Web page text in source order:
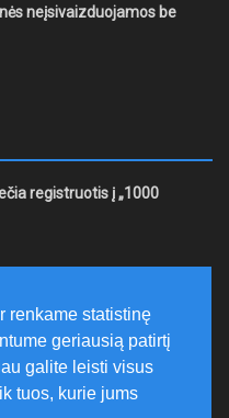
neįsivaizduojamos be
registruotis į „1000
ugdymo programas
renkame statistinę
geriausią patirtį
galite leisti visus
tuos, kurie jums